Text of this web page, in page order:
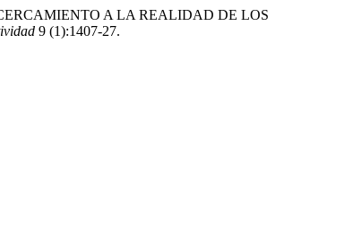
A LA REALIDAD DE LOS
9 (1):1407-27.